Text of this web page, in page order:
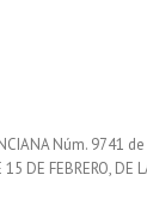
Núm. 9741
DE FEBRERO, DE